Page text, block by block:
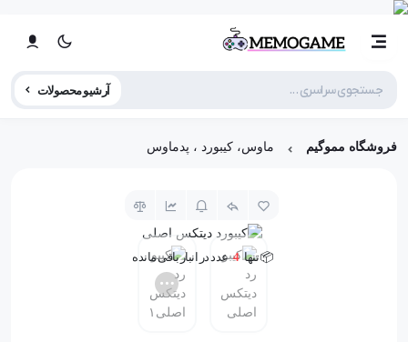
آرشیو محصولات
فروشگاه مموگیم ماوس، کیبورد ، پدماوس
📦 تنها 4 عدد در انبار باقی مانده
100 نفر این کالا را مشاهده کرده‌اند
📦 تنها 4 عدد در انبار باقی مانده